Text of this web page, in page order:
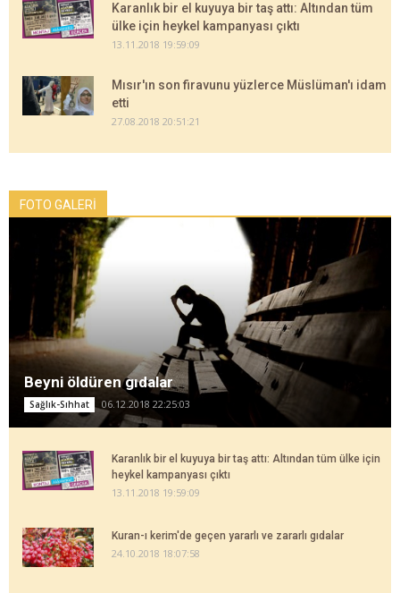
Karanlık bir el kuyuya bir taş attı: Altından tüm
ülke için heykel kampanyası çıktı
13.11.2018 19:59:09
Mısır'ın son firavunu yüzlerce Müslüman'ı idam
etti
27.08.2018 20:51:21
FOTO GALERİ
Beyni öldüren gıdalar
Sağlık-Sıhhat 06.12.2018 22:25:03
Karanlık bir el kuyuya bir taş attı: Altından tüm ülke için
heykel kampanyası çıktı
13.11.2018 19:59:09
Kuran-ı kerim'de geçen yararlı ve zararlı gıdalar
24.10.2018 18:07:58